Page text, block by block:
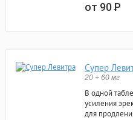
от 90Р
Супер
20 + 60 мг
В одной
усиления
для